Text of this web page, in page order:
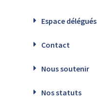
Espace délégués
Contact
Nous soutenir
Nos statuts